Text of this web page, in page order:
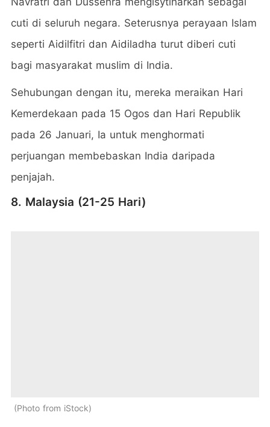
cuti di seluruh negara. Seterusnya perayaan Islam
seperti Aidilfitri dan Aidiladha turut diberi cuti
bagi masyarakat muslim di India.
Sehubungan dengan itu, mereka meraikan Hari
Kemerdekaan pada 15 Ogos dan Hari Republik
pada 26 Januari, Ia untuk menghormati
perjuangan membebaskan India daripada
penjajah.
8. Malaysia (21-25 Hari)
Photo from iStock